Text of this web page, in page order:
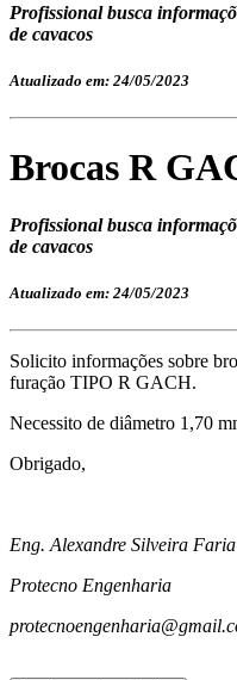
Profissional busca
de cavacos
Atualizado em: 24/05/2023
Brocas R
Profissional busca
de cavacos
Atualizado em: 24/05/2023
Solicito informações sobre
furação TIPO R GACH.
Necessito de diâmetro 1,70
Obrigado,
Eng. Alexandre Silveira Faria
Protecno Engenharia